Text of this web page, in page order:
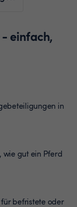
- einfach,
in
wie gut ein Pferd
befristete oder